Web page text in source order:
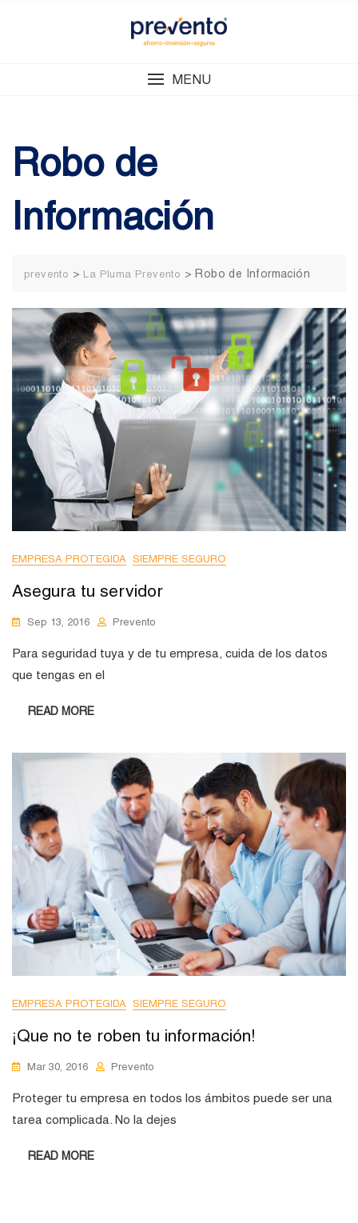
MENU
Robo de
Información
prevento > La Pluma Prevento > Robo de Información
EMPRESA PROTEGIDA SIEMPRE SEGURO
Asegura tu servidor
Sep 13, 2016 Prevento
Para seguridad tuya y de tu empresa, cuida de los datos
que tengas en el
READ MORE
EMPRESA PROTEGIDA SIEMPRE SEGURO
¡Que no te roben tu información!
Mar 30, 2016 Prevento
Proteger tu empresa en todos los ámbitos puede ser una
tarea complicada. No la dejes
READ MORE